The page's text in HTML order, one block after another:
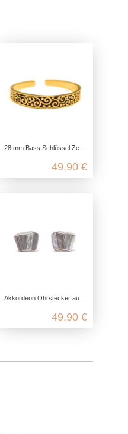
28 mm Bass Schlüssel Zehenring, Zehen Ring für großen Zeh, 925 Sterling Silber vergoldet, offen anpassbar, boho Hippie Schmuck
49,90 €
Akkordeon Ohrstecker aus 925 Sterling Silber
49,90 €